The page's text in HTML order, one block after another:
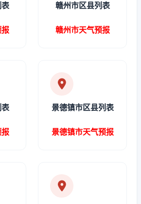
赣州市区县列表
赣州市天气预报
景德镇市区县列表
景德镇市天气预报